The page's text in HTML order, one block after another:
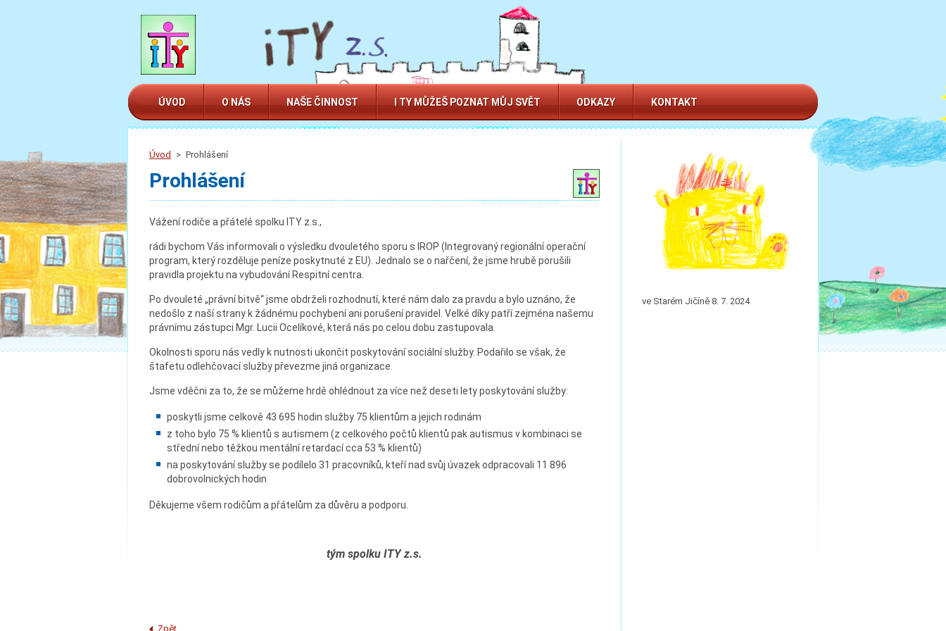
Úvod > Prohlášení
Prohlášení
Vážení rodiče a přátelé spolku ITY z.s.,
rádi bychom Vás informovali o výsledku dvouletého sporu s IROP (Integrovaný regionální operační
program, který rozděluje peníze poskytnuté z EU). Jednalo se o nařčení, že jsme hrubě porušili
pravidla projektu na vybudování Respitní centra.
Po dvouleté „právní bitvě“ jsme obdrželi rozhodnutí, které nám dalo za pravdu a bylo uznáno, že
nedošlo z naší strany k žádnému pochybení ani porušení pravidel. Velké díky patří zejména našemu
právnímu zástupci Mgr. Lucii Ocelíkové, která nás po celou dobu zastupovala.
Okolnosti sporu nás vedly k nutnosti ukončit poskytování sociální služby. Podařilo se však, že
štafetu odlehčovací služby převezme jiná organizace.
Jsme vděčni za to, že se můžeme hrdě ohlédnout za více než deseti lety poskytování služby:
poskytli jsme celkově 43 695 hodin služby 75 klientům a jejich rodinám
z toho bylo 75 % klientů s autismem (z celkového počtů klientů pak autismus v kombinaci se
střední nebo těžkou mentální retardací cca 53 % klientů)
na poskytování služby se podílelo 31 pracovníků, kteří nad svůj úvazek odpracovali 11 896
dobrovolnických hodin
Děkujeme všem rodičům a přátelům za důvěru a podporu.
tým spolku ITY z.s.
Zpět
ve Starém Jičíně 8. 7. 2024
ÚVOD O NÁS NAŠE ČINNOST I TY MŮŽEŠ POZNAT MŮJ SVĚT ODKAZY KONTAKT